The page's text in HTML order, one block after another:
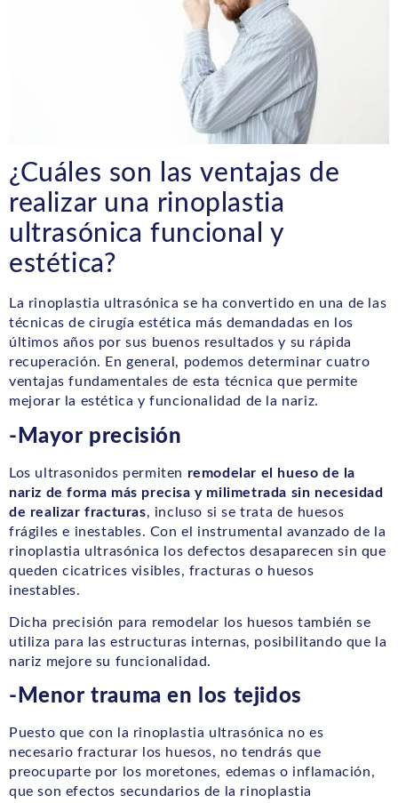
¿Cuáles son las ventajas de
realizar una rinoplastia
ultrasónica funcional y
estética?
La rinoplastia ultrasónica se ha convertido en una de las
técnicas de cirugía estética más demandadas en los
últimos años por sus buenos resultados y su rápida
recuperación. En general, podemos determinar cuatro
ventajas fundamentales de esta técnica que permite
mejorar la estética y funcionalidad de la nariz.
-Mayor precisión
Los ultrasonidos permiten remodelar el hueso de la
nariz de forma más precisa y milimetrada sin necesidad
de realizar fracturas, incluso si se trata de huesos
frágiles e inestables. Con el instrumental avanzado de la
rinoplastia ultrasónica los defectos desaparecen sin que
queden cicatrices visibles, fracturas o huesos
inestables.
Dicha precisión para remodelar los huesos también se
utiliza para las estructuras internas, posibilitando que la
nariz mejore su funcionalidad.
-Menor trauma en los tejidos
Puesto que con la rinoplastia ultrasónica no es
necesario fracturar los huesos, no tendrás que
preocuparte por los moretones, edemas o inflamación,
que son efectos secundarios de la rinoplastia